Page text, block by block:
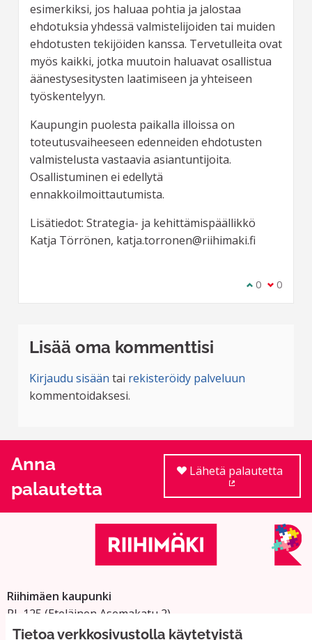
Tietoa verkkosivustolla käytetyistä
esimerkiksi, jos haluaa pohtia ja jalostaa
ehdotuksia yhdessä valmistelijoiden tai muiden
ehdotusten tekijöiden kanssa. Tervetulleita ovat
myös kaikki, jotka muutoin haluavat osallistua
äänestysesitysten laatimiseen ja yhteiseen
työskentelyyn.
Kaupungin puolesta paikalla illoissa on
toteutusvaiheeseen edenneiden ehdotusten
valmistelusta vastaavia asiantuntijoita.
Osallistuminen ei edellytä
ennakkoilmoittautumista.
Lisätiedot: Strategia- ja kehittämispäällikkö
Katja Törrönen, katja.torronen@riihimaki.fi
Olen samaa
0 Olen eri
0
Lisää oma kommenttisi
Kirjaudu sisään tai rekisteröidy palveluun
kommentoidaksesi.
Anna
palautetta
Lähetä palautetta
Riihimäen kaupunki
PL 125 (Eteläinen Asemakatu 2)
11101 Riihimäki